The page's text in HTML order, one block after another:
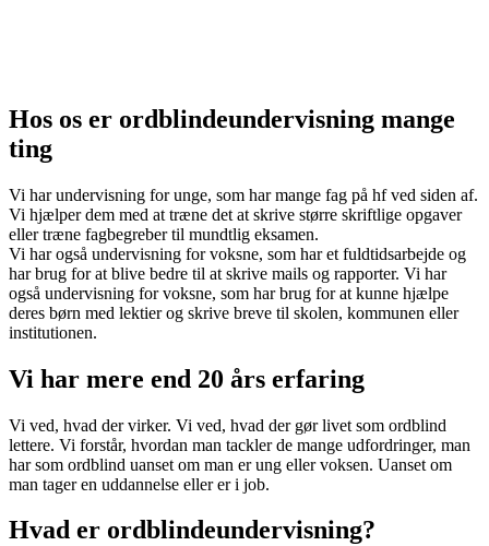
Hos os er ordblindeundervisning mange
ting
Vi har undervisning for unge, som har mange fag på hf ved siden af.
Vi hjælper dem med at træne det at skrive større skriftlige opgaver
eller træne fagbegreber til mundtlig eksamen.
Vi har også undervisning for voksne, som har et fuldtidsarbejde og
har brug for at blive bedre til at skrive mails og rapporter. Vi har
også undervisning for voksne, som har brug for at kunne hjælpe
deres børn med lektier og skrive breve til skolen, kommunen eller
institutionen.
Vi har mere end 20 års erfaring
Vi ved, hvad der virker. Vi ved, hvad der gør livet som ordblind
lettere. Vi forstår, hvordan man tackler de mange udfordringer, man
har som ordblind uanset om man er ung eller voksen. Uanset om
man tager en uddannelse eller er i job.
Hvad er ordblindeundervisning?